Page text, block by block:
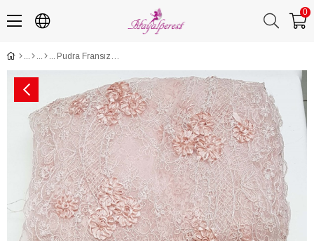
0
Pudra Fransız Güpür Geniş Dantel